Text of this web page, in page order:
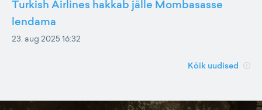
Turkish Airlines hakkab jälle Mombasasse
lendama
23. aug 2025 16:32
Kõik uudised